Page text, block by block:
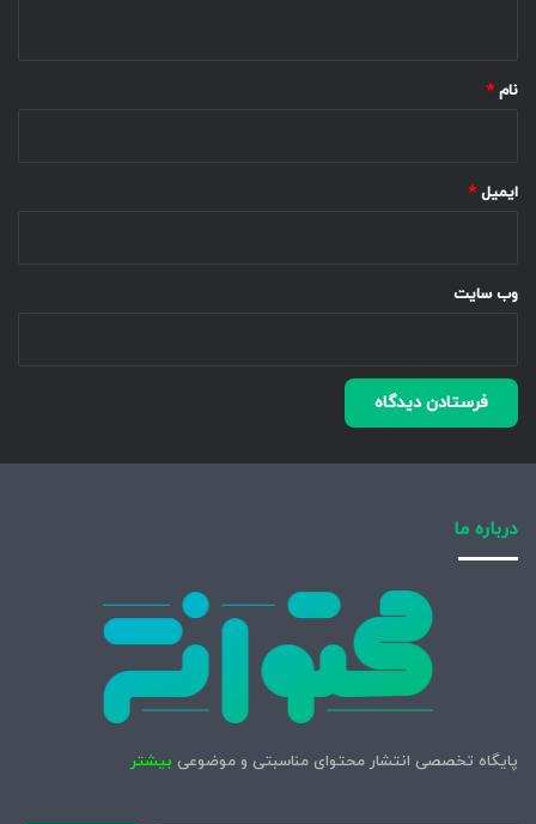
نام *
ایمیل *
وب‌ سایت
درباره ما
پایگاه تخصصی انتشار محتوای مناسبتی و موضوعی بیشتر